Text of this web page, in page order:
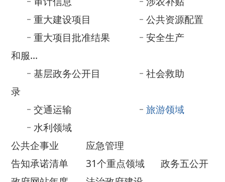
交通运输 旅游领域
水利领域
公共企事业
应急管理
告知承诺清单
政府网站年度
法治政府建设
年度报告
政府信息公开年报
依 申 请公 开
乡镇街道部门公开